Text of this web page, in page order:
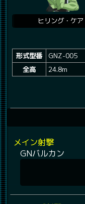
ヒリング・ケア
形式型番
GNZ-005
全高
24.8m
メイン射撃
GNバルカン